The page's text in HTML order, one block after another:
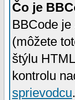
Čo je
BBCode
(môžete
štýlu
kontrolu
sprievodcu.